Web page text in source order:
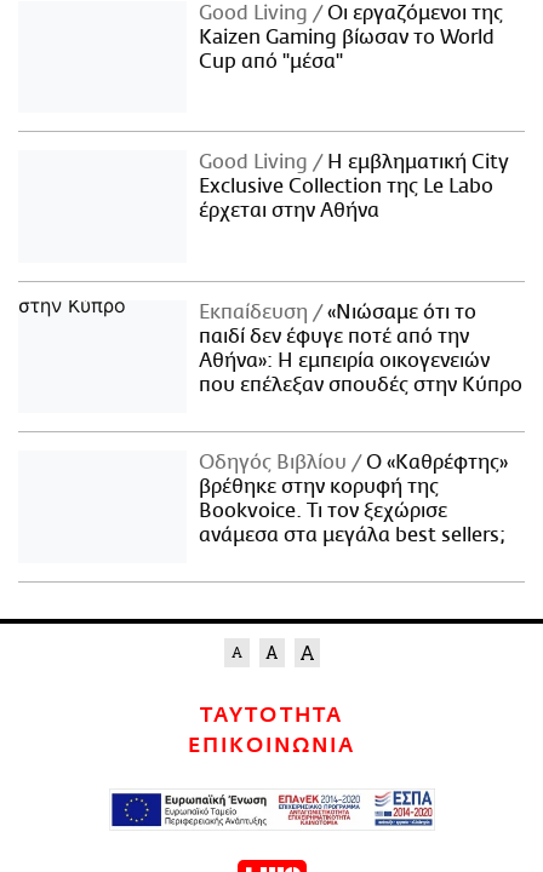
Good Living
Οι εργαζόμενοι της
Kaizen Gaming βίωσαν το World
Cup από "μέσα"
Good Living
Η εμβληματική City
Exclusive Collection της Le Labo
έρχεται στην Αθήνα
Εκπαίδευση
«Νιώσαμε ότι το
παιδί δεν έφυγε ποτέ από την
Αθήνα»: Η εμπειρία οικογενειών
που επέλεξαν σπουδές στην Κύπρο
Οδηγός Βιβλίου
Ο «Καθρέφτης»
βρέθηκε στην κορυφή της
Bookvoice. Τι τον ξεχώρισε
ανάμεσα στα μεγάλα best sellers;
ΤΑΥΤΟΤΗΤΑ
ΕΠΙΚΟΙΝΩΝΙΑ